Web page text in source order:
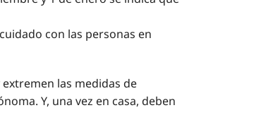
con las personas en
las medidas de
Y, una vez en casa, deben